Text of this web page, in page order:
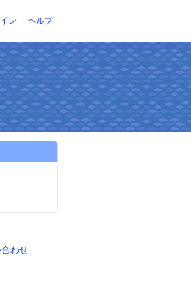
ン ヘルプ
わせ